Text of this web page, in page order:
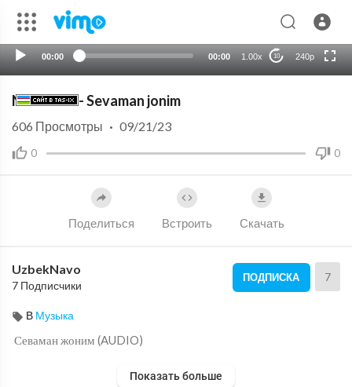
00:00 00:00 1.00x 10 240p
HD
Nensi Zair - Sevaman jonim
0 0
606 Просмотры · 09/21/23
Поделиться Встроить Скачать
UzbekNavo
7 Подписчики
ПОДПИСКА 7
В Музыка
⁣ Севаман жоним (AUDIO)
Показать больше